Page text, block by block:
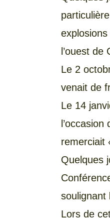
l’ouest de
Le 2
venait de
Le 14
remerciait
Quelques
soulignant
Lors de